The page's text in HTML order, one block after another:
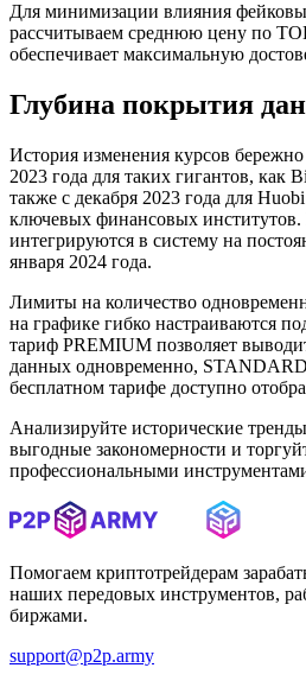
Для минимизации влияния
рассчитываем среднюю цену по
обеспечивает максимальную
Глубина покрытия
История изменения курсов бережно
2023 года для таких гигантов, как
также с декабря 2023 года для
ключевых финансовых
интегрируются в систему на
января 2024 года.
Лимиты на количество
на графике гибко настраиваются
тариф PREMIUM позволяет
данных одновременно,
бесплатном тарифе доступно
Анализируйте исторические
выгодные закономерности и
профессиональными
Помогаем криптотрейдерам
наших передовых инструментов,
биржами.
support@p2p.army